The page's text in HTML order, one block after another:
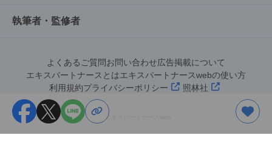
執筆者・監修者
よくあるご質問お問い合わせ広告掲載について
エキスパートナースとはエキスパートナースwebの使い方
利用規約プライバシーポリシー 照林社
©︎エキスパートナースweb